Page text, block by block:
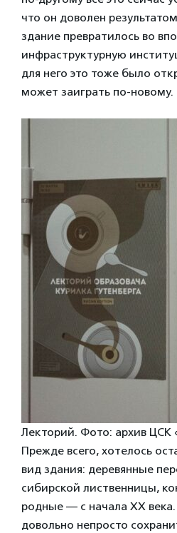
что он доволен
здание превратилось во
инфраструктурную
для него это тоже было
может заиграть по-новому.
Лекторий. Фото: архив ЦСК
Прежде всего, хотелось
вид здания: деревянные
сибирской лиственницы,
родные — с начала XX века.
довольно непросто